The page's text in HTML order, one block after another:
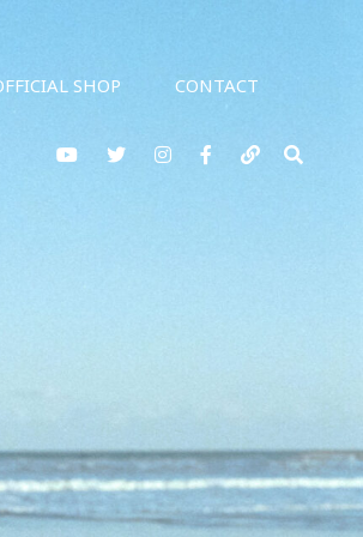
SHOP CONTACT
YouTube
twitterInstagramFacebook
note